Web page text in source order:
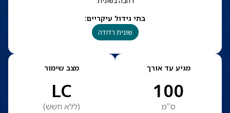
בתי גידול עיקריים:
שונית רדודה
מגיע עד אורך
100
ס”מ
מצב שימור
LC
(ללא חשש)